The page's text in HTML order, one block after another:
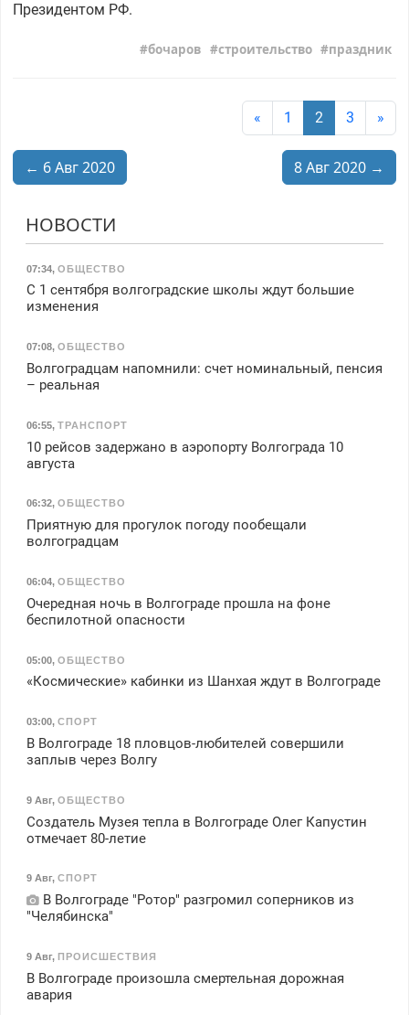
Президентом РФ.
бочаров строительство праздник
« 1 2 3 »
← 6 Авг 2020 8 Авг 2020 →
НОВОСТИ
07:34, ОБЩЕСТВО
С 1 сентября волгоградские школы ждут большие
изменения
07:08, ОБЩЕСТВО
Волгоградцам напомнили: счет номинальный, пенсия
– реальная
06:55, ТРАНСПОРТ
10 рейсов задержано в аэропорту Волгограда 10
августа
06:32, ОБЩЕСТВО
Приятную для прогулок погоду пообещали
волгоградцам
06:04, ОБЩЕСТВО
Очередная ночь в Волгограде прошла на фоне
беспилотной опасности
05:00, ОБЩЕСТВО
«Космические» кабинки из Шанхая ждут в Волгограде
03:00, СПОРТ
В Волгограде 18 пловцов-любителей совершили
заплыв через Волгу
9 Авг, ОБЩЕСТВО
Создатель Музея тепла в Волгограде Олег Капустин
отмечает 80-летие
9 Авг, СПОРТ
В Волгограде "Ротор" разгромил соперников из
"Челябинска"
9 Авг, ПРОИСШЕСТВИЯ
В Волгограде произошла смертельная дорожная
авария